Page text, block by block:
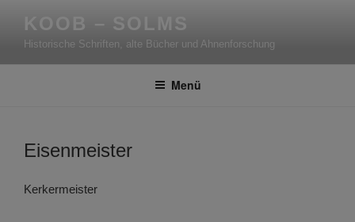
Inhalt
springen
KOOB – SOLMS
Historische Schriften, alte Bücher und Ahnenforschung
Menü
Eisenmeister
Kerkermeister